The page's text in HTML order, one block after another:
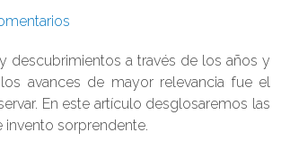
descubrimientos a través de los años y
avances de mayor relevancia fue el
En este artículo desglosaremos las
sorprendente.